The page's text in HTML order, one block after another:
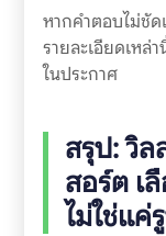
หากคำตอบไม่ชัด
รายละเอียดเหล่
ในประกาศ
สรุป: วิล
สอร์ต เ
ไม่ใช่แค่